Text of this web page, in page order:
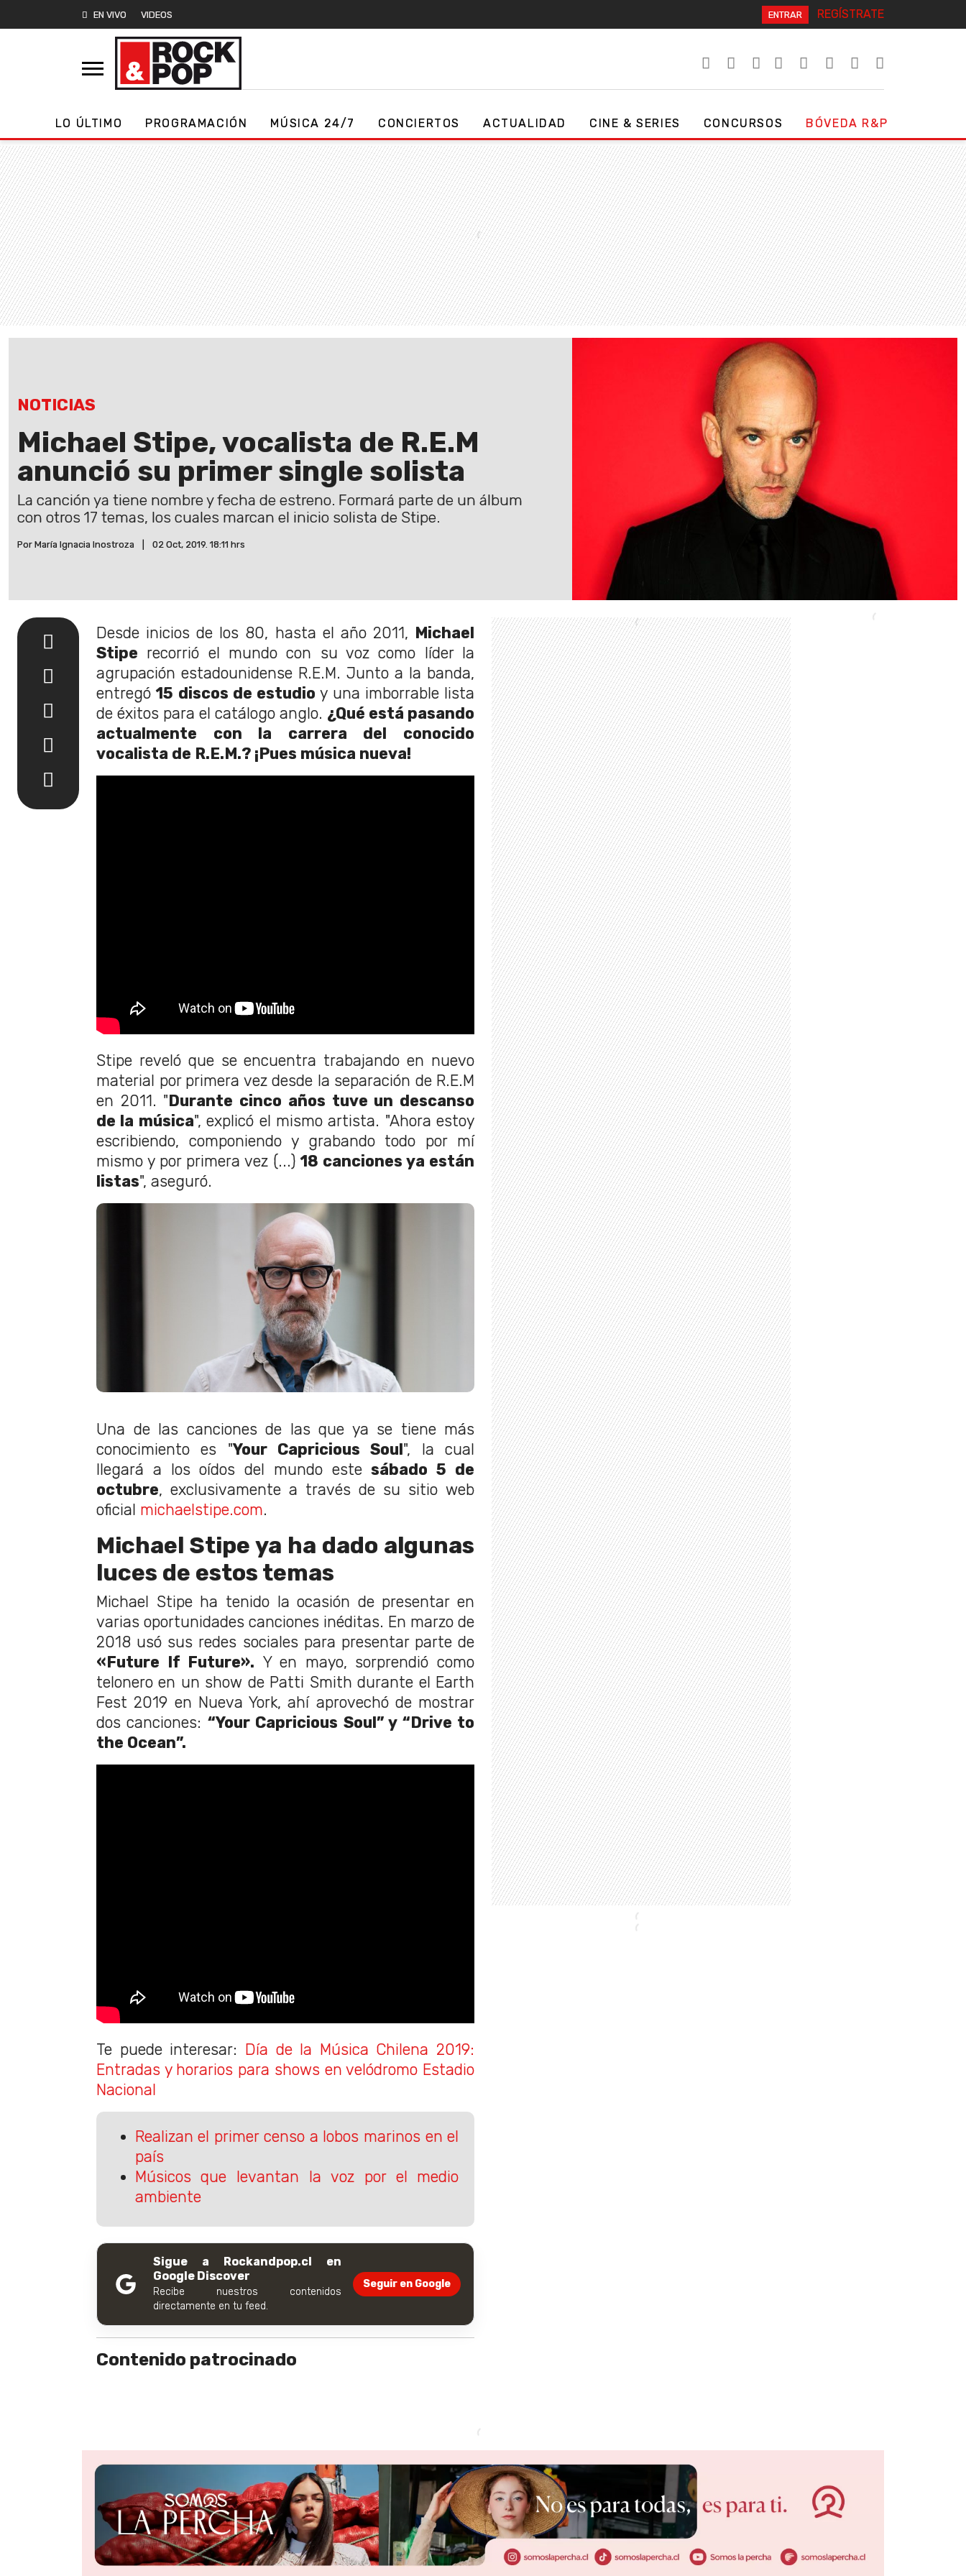
EN VIVO VIDEOS ENTRAR REGÍSTRATE
LO ÚLTIMO PROGRAMACIÓN MÚSICA 24/7 CONCIERTOS ACTUALIDAD CINE & SERIES CONCURSOS BÓVEDA R&P
NOTICIAS
Michael Stipe, vocalista de R.E.M
anunció su primer single solista
La canción ya tiene nombre y fecha de estreno. Formará parte de un álbum
con otros 17 temas, los cuales marcan el inicio solista de Stipe.
Por María Ignacia Inostroza 02 Oct, 2019. 18:11 hrs
Desde inicios de los 80, hasta el año 2011, Michael
Stipe recorrió el mundo con su voz como líder la
agrupación estadounidense R.E.M. Junto a la banda,
entregó15 discos de estudio y una imborrable lista
de éxitos para el catálogo anglo. ¿Qué está pasando
actualmente con la carrera del conocido
vocalista de R.E.M.? ¡Pues música nueva!
Stipe reveló que se encuentra trabajando en nuevo
material por primera vez desde la separación de R.E.M
en 2011. " Durante cinco años tuve un descanso
de la música", explicó el mismo artista. "Ahora estoy
escribiendo, componiendo y grabando todo por mí
mismo y por primera vez (...)18 canciones ya están
listas", aseguró.
Una de las canciones de las que ya se tiene más
conocimiento es "Your Capricious Soul", la cual
llegará a los oídos del mundo estesábado 5 de
octubre, exclusivamente a través de su sitio web
oficial michaelstipe.com.
Michael Stipe ya ha dado algunas
luces de estos temas
Michael Stipe ha tenido la ocasión de presentar en
varias oportunidades canciones inéditas. En marzo de
2018 usó sus redes sociales para presentar parte de
«Future If Future». Y en mayo, sorprendió como
telonero en un show de Patti Smith durante el Earth
Fest 2019 en Nueva York, ahí aprovechó de mostrar
dos canciones: “Your Capricious Soul” y “Drive to
the Ocean”.
Te puede interesar: Día de la Música Chilena 2019:
Entradas y horarios para shows en velódromo Estadio
Nacional
Realizan el primer censo a lobos marinos en el
país
Músicos que levantan la voz por el medio
ambiente
Sigue a Rockandpop.cl en
Google Discover
Recibe nuestros contenidos
directamente en tu feed.
Seguir en Google
Contenido patrocinado